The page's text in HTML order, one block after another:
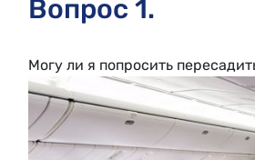
Вопрос 1.
Могу ли я попросить